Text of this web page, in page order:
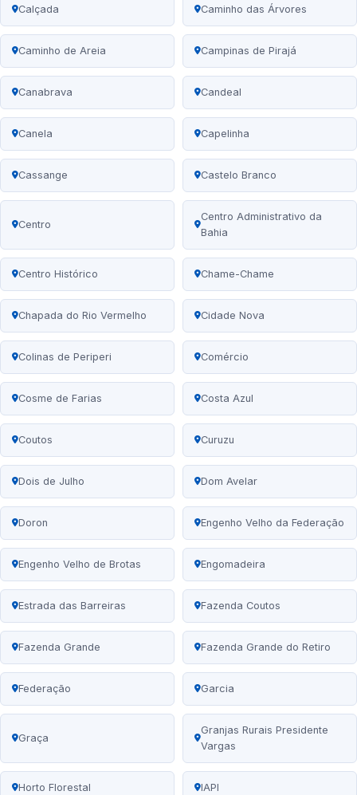
Calçada Caminho das Árvores
Caminho de Areia Campinas de Pirajá
Canabrava Candeal
Canela Capelinha
Cassange Castelo Branco
Centro
Centro Administrativo da
Bahia
Centro Histórico Chame-Chame
Chapada do Rio Vermelho Cidade Nova
Colinas de Periperi Comércio
Cosme de Farias Costa Azul
Coutos Curuzu
Dois de Julho Dom Avelar
Doron Engenho Velho da Federação
Engenho Velho de Brotas Engomadeira
Estrada das Barreiras Fazenda Coutos
Fazenda Grande Fazenda Grande do Retiro
Federação Garcia
Graça
Granjas Rurais Presidente
Vargas
Horto Florestal IAPI